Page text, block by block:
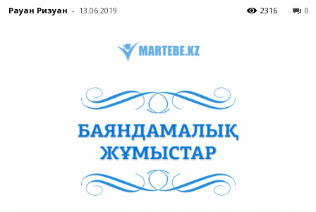
Рауан Ризуан - 13.06.2019 0
2316